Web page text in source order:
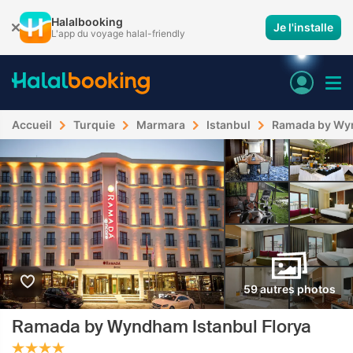
Halalbooking
L'app du voyage halal-friendly Je l'installe
Accueil Turquie Marmara Istanbul Ramada by
59 autres photos
Ramada by Wyndham Istanbul Florya